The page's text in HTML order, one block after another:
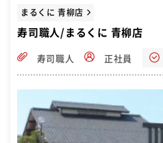
まるくに 青柳店
寿司職人/まるくに 青柳店
寿司職人 正社員